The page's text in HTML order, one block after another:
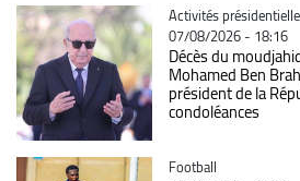
Catégorie
Activités
07/08/2026 - 18:16
Décès du
Mohamed Ben
président de la
condoléances
Catégorie
Football